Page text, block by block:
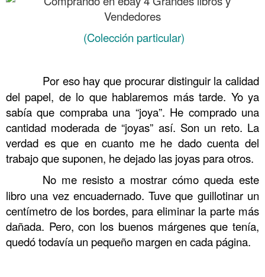
(Colección particular)
Por eso hay que procurar distinguir la calidad
del papel, de lo que hablaremos más tarde. Yo ya
sabía que compraba una “joya”. He comprado una
cantidad moderada de “joyas” así. Son un reto. La
verdad es que en cuanto me he dado cuenta del
trabajo que suponen, he dejado las joyas para otros.
No me resisto a mostrar cómo queda este
libro una vez encuadernado. Tuve que guillotinar un
centímetro de los bordes, para eliminar la parte más
dañada. Pero, con los buenos márgenes que tenía,
quedó todavía un pequeño margen en cada página.